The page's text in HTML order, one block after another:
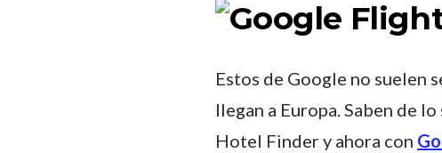
Estos de Google no suelen
llegan a Europa. Saben de
Hotel Finder y ahora con